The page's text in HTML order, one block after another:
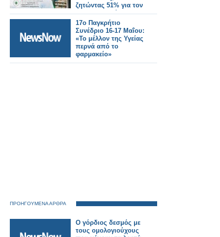
ζητώντας 51% για τον
φαρμακοποιό
17o Παγκρήτιο
Συνέδριο 16-17 Μαΐου:
«Το μέλλον της Υγείας
περνά από το
φαρμακείο»
ΠΡΟΗΓΟΥΜΕΝΑ ΑΡΘΡΑ
O γόρδιος δεσμός με
τους ομολογιούχους